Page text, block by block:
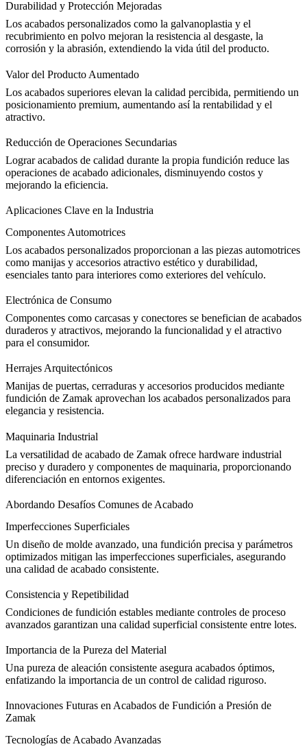
Durabilidad y Protección Mejoradas
Los acabados personalizados como la galvanoplastia y el
recubrimiento en polvo mejoran la resistencia al desgaste, la
corrosión y la abrasión, extendiendo la vida útil del producto.
Valor del Producto Aumentado
Los acabados superiores elevan la calidad percibida, permitiendo un
posicionamiento premium, aumentando así la rentabilidad y el
atractivo.
Reducción de Operaciones Secundarias
Lograr acabados de calidad durante la propia fundición reduce las
operaciones de acabado adicionales, disminuyendo costos y
mejorando la eficiencia.
Aplicaciones Clave en la Industria
Componentes Automotrices
Los acabados personalizados proporcionan a las piezas automotrices
como manijas y accesorios atractivo estético y durabilidad,
esenciales tanto para interiores como exteriores del vehículo.
Electrónica de Consumo
Componentes como carcasas y conectores se benefician de acabados
duraderos y atractivos, mejorando la funcionalidad y el atractivo
para el consumidor.
Herrajes Arquitectónicos
Manijas de puertas, cerraduras y accesorios producidos mediante
fundición de Zamak aprovechan los acabados personalizados para
elegancia y resistencia.
Maquinaria Industrial
La versatilidad de acabado de Zamak ofrece hardware industrial
preciso y duradero y componentes de maquinaria, proporcionando
diferenciación en entornos exigentes.
Abordando Desafíos Comunes de Acabado
Imperfecciones Superficiales
Un diseño de molde avanzado, una fundición precisa y parámetros
optimizados mitigan las imperfecciones superficiales, asegurando
una calidad de acabado consistente.
Consistencia y Repetibilidad
Condiciones de fundición estables mediante controles de proceso
avanzados garantizan una calidad superficial consistente entre lotes.
Importancia de la Pureza del Material
Una pureza de aleación consistente asegura acabados óptimos,
enfatizando la importancia de un control de calidad riguroso.
Innovaciones Futuras en Acabados de Fundición a Presión de
Zamak
Tecnologías de Acabado Avanzadas